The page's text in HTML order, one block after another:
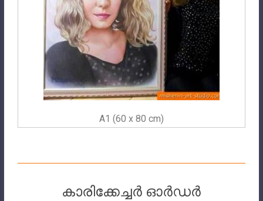
A1 (60 x 80 cm)
കാരിക്കേച്ചർ ഓർഡർ